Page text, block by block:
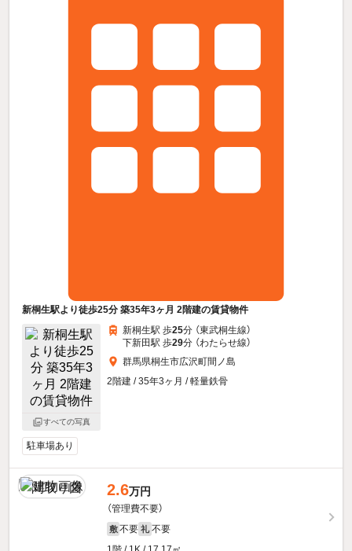
新桐生駅より徒歩25分 築35年3ヶ月 2階建の賃貸物件
すべての写真
新桐生駅 歩25分 （東武桐生線）
下新田駅 歩29分 （わたらせ線）
群馬県桐生市広沢町間ノ島
2階建 / 35年3ヶ月 / 軽量鉄骨
駐車場あり
2.6万円
（管理費不要）
敷 不要 礼 不要